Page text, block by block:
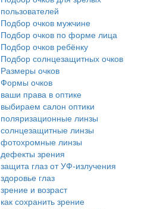
пользователей
Подбор очков мужчине
Подбор очков по форме лица
Подбор очков ребёнку
Подбор солнцезащитных очков
Размеры очков
Формы очков
ваши права в оптике
выбираем салон оптики
поляризационные линзы
солнцезащитные линзы
фотохромные линзы
дефекты зрения
защита глаз от УФ-излучения
здоровье глаз
зрение и возраст
как сохранить зрение